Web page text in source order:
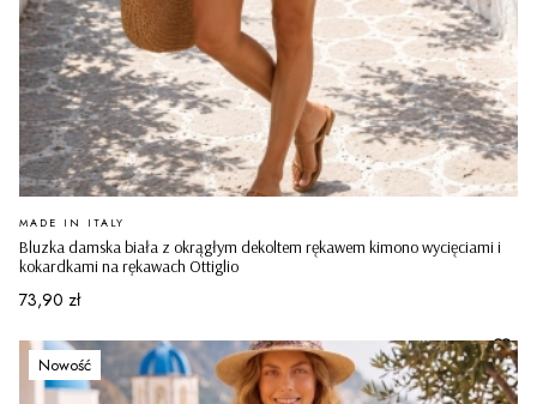
Bluzka damska biała z okrągłym dekoltem rękawem kimono wycięciami i
kokardkami na rękawach Ottiglio
PRODUCENT
MADE IN ITALY
Cena
73,90 zł
Nowość